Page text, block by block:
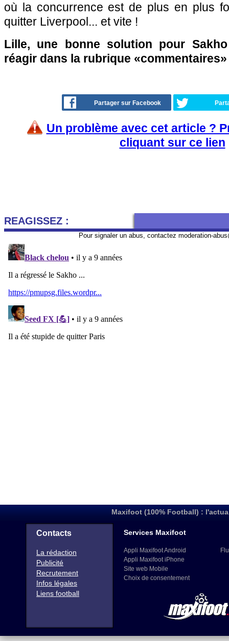
où la concurrence est de plus en plus
quitter Liverpool... et vite !
Lille, une bonne solution pour
réagir dans la rubrique
Partager sur Facebook
Un problème avec cet article ?
cliquant sur ce lien
REAGISSEZ :
Pour signaler un abus, contactez moderation-
Maxifoot (100% Football) :
Contacts
La rédaction
Publicité
Recrutement
Infos légales
Liens football
Services Maxifoot
Appli Maxifoot Android
Appli Maxifoot iPhone
Site web Mobile
Choix de consentement